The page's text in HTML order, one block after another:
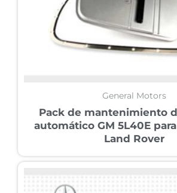
General Motors
Pack de mantenimiento
automático GM 5L40E
Land Rover